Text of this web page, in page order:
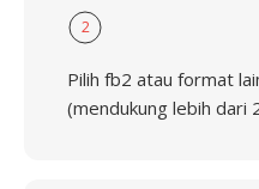
2
Pilih fb2 atau format
(mendukung lebih dari